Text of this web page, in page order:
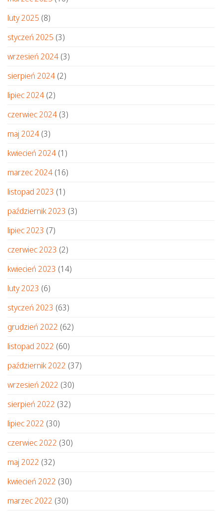
luty 2025 (8)
styczeń 2025 (3)
wrzesień 2024 (3)
sierpień 2024 (2)
lipiec 2024 (2)
czerwiec 2024 (3)
maj 2024 (3)
kwiecień 2024 (1)
marzec 2024 (16)
listopad 2023 (1)
październik 2023 (3)
lipiec 2023 (7)
czerwiec 2023 (2)
kwiecień 2023 (14)
luty 2023 (6)
styczeń 2023 (63)
grudzień 2022 (62)
listopad 2022 (60)
październik 2022 (37)
wrzesień 2022 (30)
sierpień 2022 (32)
lipiec 2022 (30)
czerwiec 2022 (30)
maj 2022 (32)
kwiecień 2022 (30)
marzec 2022 (30)